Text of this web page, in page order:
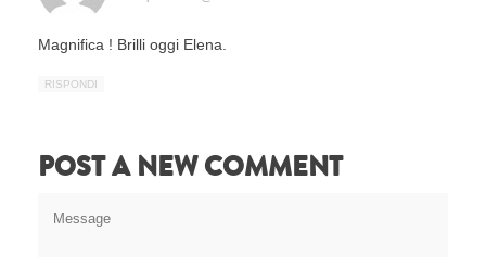
Magnifica ! Brilli oggi Elena.
RISPONDI
POST A NEW COMMENT